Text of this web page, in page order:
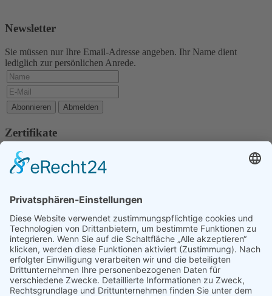
Newsletter
Sie müssen nur Ihre Email-Adresse angeben. Ihr Name dient
lediglich zur persönlichen Anrede.
Zertifikate
Copyright © 2020 - 2026 RUNDHOLZ Bauunternehmung
ImpressumDatenschutzBarrierefreiheitserklärung
Cookie-Einstellungen
Webdesign & SEO byIK-Websites
Startseite